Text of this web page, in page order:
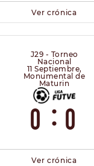
Ver crónica
J29 - Torneo
Nacional
11 Septiembre,
Monumental de
Maturin
0 : 0
Ver crónica